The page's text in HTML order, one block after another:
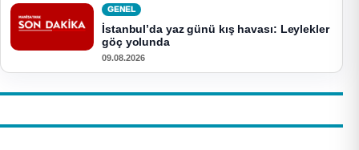
GENEL
İstanbul’da yaz günü kış havası: Leylekler
göç yolunda
09.08.2026